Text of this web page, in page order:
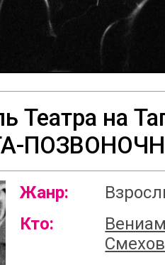
Театра на
Жанр:
Кто:
Смехов